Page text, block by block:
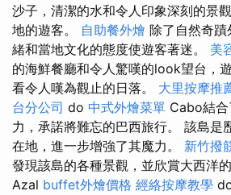
沙子，清潔的水和令人印象深刻的景
地的遊客。 自助餐外燴 除了自然奇
緒和當地文化的態度使遊客著迷。 美
的海鮮餐廳和令人驚嘆的look望台，
看令人嘆為觀止的日落。 大里按摩推
台分公司 do 中式外燴菜單 Cabo結
力，承諾將難忘的巴西旅行。 該島是
在地，進一步增強了其魔力。 新竹撥
發現該島的各種景觀，並欣賞大西洋
Azal buffet外燴價格 經絡按摩教學